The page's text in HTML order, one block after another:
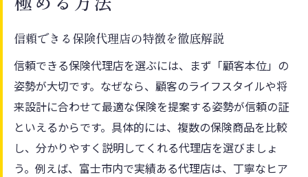
代理店との長期的な信頼関係を築くコツ
信頼できる保険代理店の特徴を徹底解説
信頼できる保険代理店を選ぶには、まず「顧客本位」の
姿勢が大切です。なぜなら、顧客のライフスタイルや将
来設計に合わせて最適な保険を提案する姿勢が信頼の証
といえるからです。具体的には、複数の保険商品を比較
し、分かりやすく説明してくれる代理店を選びましょ
う。例えば、富士市内で実績ある代理店は、丁寧なヒア